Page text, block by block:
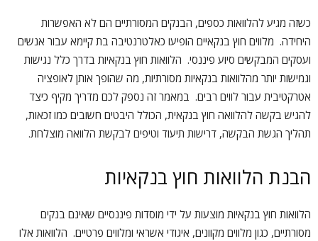
כשזה מגיע להלוואות כספים, הבנקים המסורתיים הם לא האפשרות
היחידה. מלווים חוץ בנקאיים הופיעו כאלטרנטיבה בת קיימא עבור אנשים
ועסקים המבקשים סיוע פיננסי. הלוואות חוץ בנקאיות בדרך כלל נגישות
וגמישות יותר מהלוואות בנקאיות מסורתיות, מה שהופך אותן לאופציה
אטרקטיבית עבור לווים רבים. במאמר זה נספק לכם מדריך מקיף כיצד
להגיש בקשה להלוואה חוץ בנקאית, הכולל היבטים חשובים כמו זכאות,
תהליך הגשת הבקשה, דרישות תיעוד וטיפים לבקשת הלוואה מוצלחת.
הבנת הלוואות חוץ בנקאיות
הלוואות חוץ בנקאיות מוצעות על ידי מוסדות פיננסיים שאינם בנקים
מסורתיים, כגון מלווים מקוונים, איגודי אשראי ומלווים פרטיים. הלוואות אלו